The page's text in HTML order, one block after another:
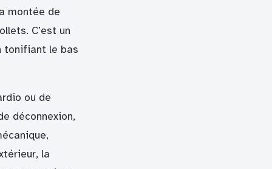
montée de
C’est un
tonifiant le bas
ou de
déconnexion,
la